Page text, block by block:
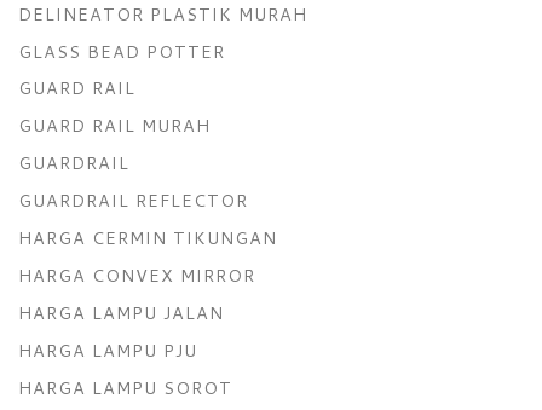
DELINEATOR PLASTIK MURAH
GLASS BEAD POTTER
GUARD RAIL
GUARD RAIL MURAH
GUARDRAIL
GUARDRAIL REFLECTOR
HARGA CERMIN TIKUNGAN
HARGA CONVEX MIRROR
HARGA LAMPU JALAN
HARGA LAMPU PJU
HARGA LAMPU SOROT